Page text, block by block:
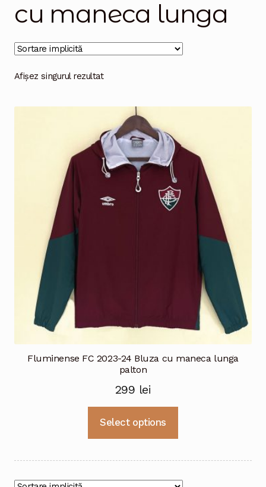
cu maneca lunga
Afișez singurul rezultat
Fluminense FC 2023-24 Bluza cu maneca lunga
palton
299 lei
Select options
mai
multe